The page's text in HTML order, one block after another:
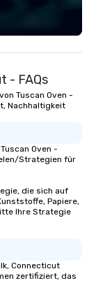
- FAQs
Tuscan Oven -
Nachhaltigkeit
Oven -
Strategien für
die sich auf
Papiere,
Ihre Strategie
Connecticut
zertifiziert, das